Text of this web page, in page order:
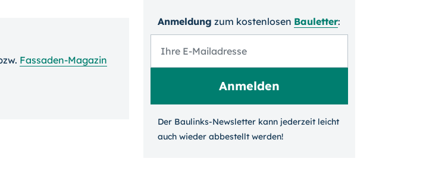
Fassaden-Magazin
Anmeldung zum kosten­losen Bauletter:
Der Baulinks-Newsletter kann jeder­zeit leicht
auch wieder ab­bestellt werden!